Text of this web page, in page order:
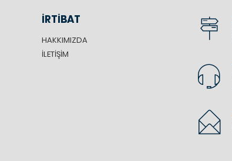
İRTİBAT
HAKKIMIZDA
İLETIŞIM